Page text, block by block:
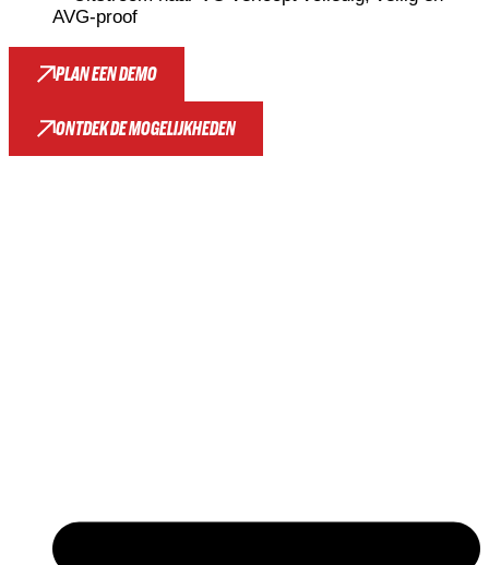
AVG-proof
PLAN EEN DEMO
ONTDEK DE MOGELIJKHEDEN